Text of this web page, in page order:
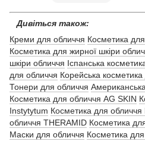
Дивіться також:
Креми для обличчя Косметика для
Косметика для жирної шкіри
шкіри обличчя Іспанська
для обличчя Корейська
Тонери для обличчя
Косметика для обличчя AG SKIN
Instytytum Косметика для обличчя
обличчя THERAMID Косметика
Маски для обличчя Косметика